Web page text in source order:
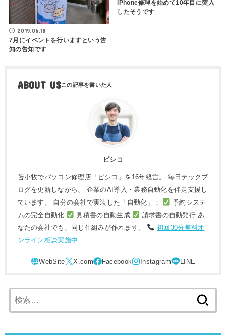
2019.06.18
7月にイベントを行いますという告
知の告知です
iPhone修理を始めて10年目に突入
したそうです
ABOUT US
ピシコ
苫小牧でパソコン修理店「ピシコ」を16年経営。 毎日テックブ
ログを更新しながら、 企業のAI導入・業務自動化を伴走支援し
ています。 自分の会社で実装した「自動化」：
予約システ
ムの完全自動化
見積書の自動生成
請求書の自動発行 あ
なたの会社でも、同じ仕組みが作れます。
初回30分無料オ
ンライン相談実施中
索: